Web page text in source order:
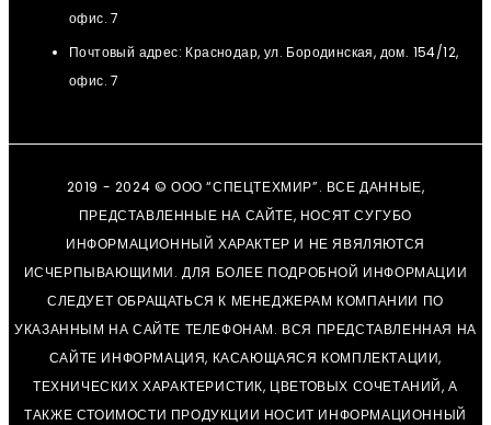
офис. 7
Почтовый адрес: Краснодар, ул. Бородинская, дом. 154/12,
офис. 7
2019 - 2024 © ООО “СПЕЦТЕХМИР”. ВСЕ ДАННЫЕ,
ПРЕДСТАВЛЕННЫЕ НА САЙТЕ, НОСЯТ СУГУБО
ИНФОРМАЦИОННЫЙ ХАРАКТЕР И НЕ ЯВЯЛЯЮТСЯ
ИСЧЕРПЫВАЮЩИМИ. ДЛЯ БОЛЕЕ ПОДРОБНОЙ ИНФОРМАЦИИ
СЛЕДУЕТ ОБРАЩАТЬСЯ К МЕНЕДЖЕРАМ КОМПАНИИ ПО
УКАЗАННЫМ НА САЙТЕ ТЕЛЕФОНАМ. ВСЯ ПРЕДСТАВЛЕННАЯ НА
САЙТЕ ИНФОРМАЦИЯ, КАСАЮЩАЯСЯ КОМПЛЕКТАЦИИ,
ТЕХНИЧЕСКИХ ХАРАКТЕРИСТИК, ЦВЕТОВЫХ СОЧЕТАНИЙ, А
ТАКЖЕ СТОИМОСТИ ПРОДУКЦИИ НОСИТ ИНФОРМАЦИОННЫЙ